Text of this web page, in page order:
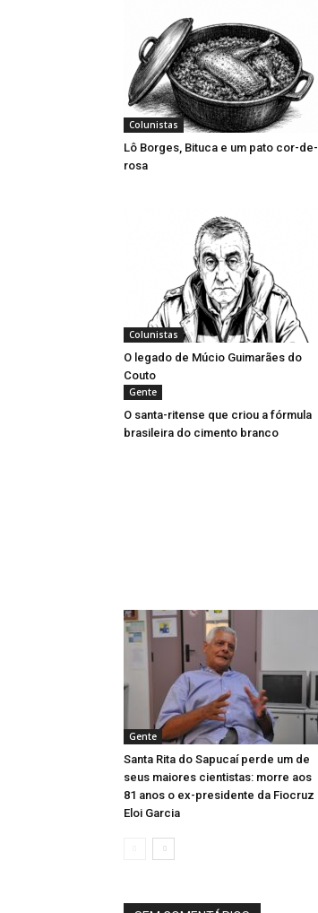
Colunistas
Lô Borges, Bituca e um pato cor-de-
rosa
Colunistas
O legado de Múcio Guimarães do
Couto
Gente
O santa-ritense que criou a fórmula
brasileira do cimento branco
Gente
Santa Rita do Sapucaí perde um de
seus maiores cientistas: morre aos
81 anos o ex-presidente da Fiocruz
Eloi Garcia